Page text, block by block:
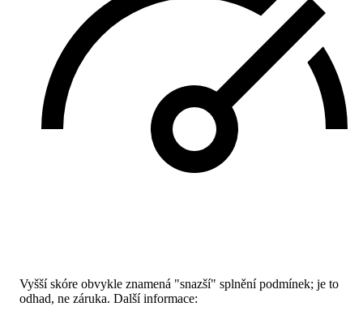
Vyšší skóre obvykle znamená "snazší" splnění podmínek; je to
odhad, ne záruka. Další informace: